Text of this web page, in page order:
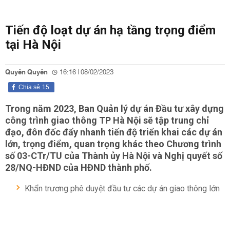
Tiến độ loạt dự án hạ tầng trọng điểm
tại Hà Nội
Quyên Quyên 16:16 | 08/02/2023
15
Chia sẻ
Trong năm 2023, Ban Quản lý dự án Đầu tư xây dựng
công trình giao thông TP Hà Nội sẽ tập trung chỉ
đạo, đôn đốc đẩy nhanh tiến độ triển khai các dự án
lớn, trọng điểm, quan trọng khác theo Chương trình
số 03-CTr/TU của Thành ủy Hà Nội và Nghị quyết số
28/NQ-HĐND của HĐND thành phố.
Khẩn trương phê duyệt đầu tư các dự án giao thông lớn